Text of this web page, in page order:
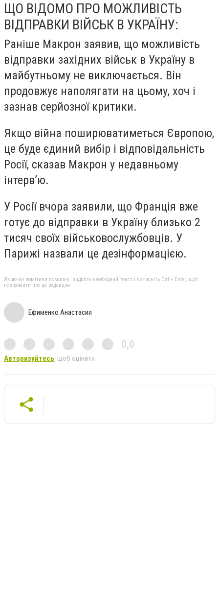
ЩО ВІДОМО ПРО МОЖЛИВІСТЬ
ВІДПРАВКИ ВІЙСЬК В УКРАЇНУ:
Раніше Макрон заявив, що можливість
відправки західних військ в Україну в
майбутньому не виключається. Він
продовжує наполягати на цьому, хоч і
зазнав серйозної критики.
Якщо війна поширюватиметься Європою,
це буде єдиний вибір і відповідальність
Росії, сказав Макрон у недавньому
інтерв’ю.
У Росії вчора заявили, що Франція вже
готує до відправки в Україну близько 2
тисяч своїх військовослужбовців. У
Парижі назвали це дезінформацією.
Якщо ви помітили помилку, виділіть необхідний текст і натисніть Ctrl + Enter, щоб
повідомити про це редакцію
Ефименко Анастасия
0,0
Авторизуйтесь, щоб оцінити